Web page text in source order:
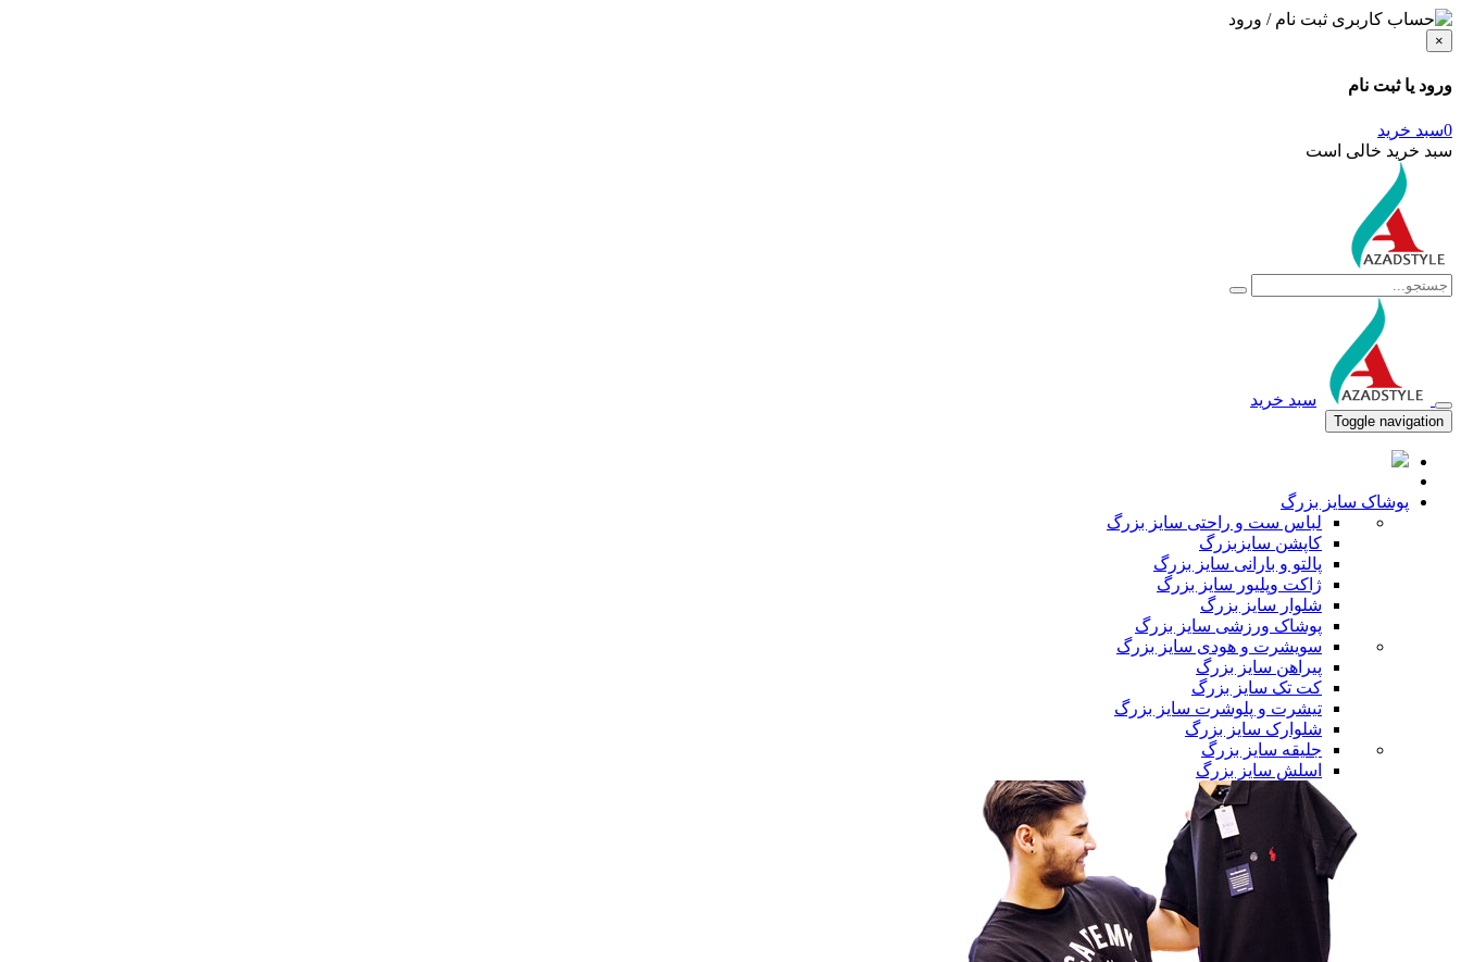
ثبت نام / ورود
×
ورود یا ثبت نام
0سبد خرید
سبد خرید خالی است
سبد خرید
Toggle navigation
پوشاک سایز بزرگ
لباس ست و راحتی سایز بزرگ
کاپشن سایزبزرگ
پالتو و بارانی سایز بزرگ
ژاکت وپلیور سایز بزرگ
شلوار سایز بزرگ
پوشاک ورزشی سایز بزرگ
سویشرت و هودی سایز بزرگ
پیراهن سایز بزرگ
کت تک سایز بزرگ
تیشرت و پلوشرت سایز بزرگ
شلوارک سایز بزرگ
جلیقه سایز بزرگ
اسلش سایز بزرگ